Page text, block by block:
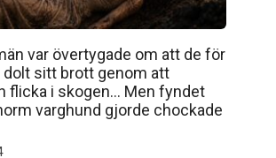
var övertygade om att de för
dolt sitt brott genom att
flicka i skogen… Men fyndet
varghund gjorde chockade